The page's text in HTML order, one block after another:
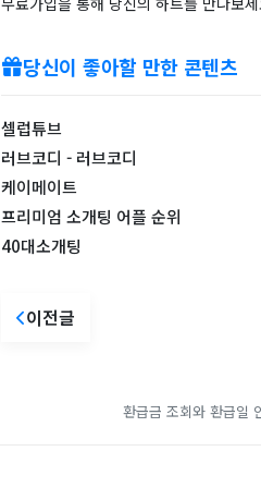
당신이 좋아할 만한 콘텐츠
셀럽튜브
러브코디 - 러브코디
케이메이트
프리미엄 소개팅 어플 순위
40대소개팅
이전글
환급금 조회와 환급일